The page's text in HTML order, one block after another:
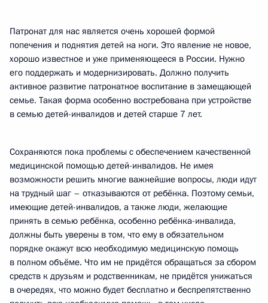
Патронат для нас является очень хорошей формой
попечения и поднятия детей на ноги. Это явление не новое,
хорошо известное и уже применяющееся в России. Нужно
его поддержать и модернизировать. Должно получить
активное развитие патронатное воспитание в замещающей
семье. Такая форма особенно востребована при устройстве
в семью детей-инвалидов и детей старше 7 лет.
Сохраняются пока проблемы с обеспечением качественной
медицинской помощью детей-инвалидов. Не имея
возможности решить многие важнейшие вопросы, люди идут
на трудный шаг – отказываются от ребёнка. Поэтому семьи,
имеющие детей-инвалидов, а также люди, желающие
принять в семью ребёнка, особенно ребёнка-инвалида,
должны быть уверены в том, что ему в обязательном
порядке окажут всю необходимую медицинскую помощь
в полном объёме. Что им не придётся обращаться за сбором
средств к друзьям и родственникам, не придётся унижаться
в очередях, что можно будет бесплатно и беспрепятственно